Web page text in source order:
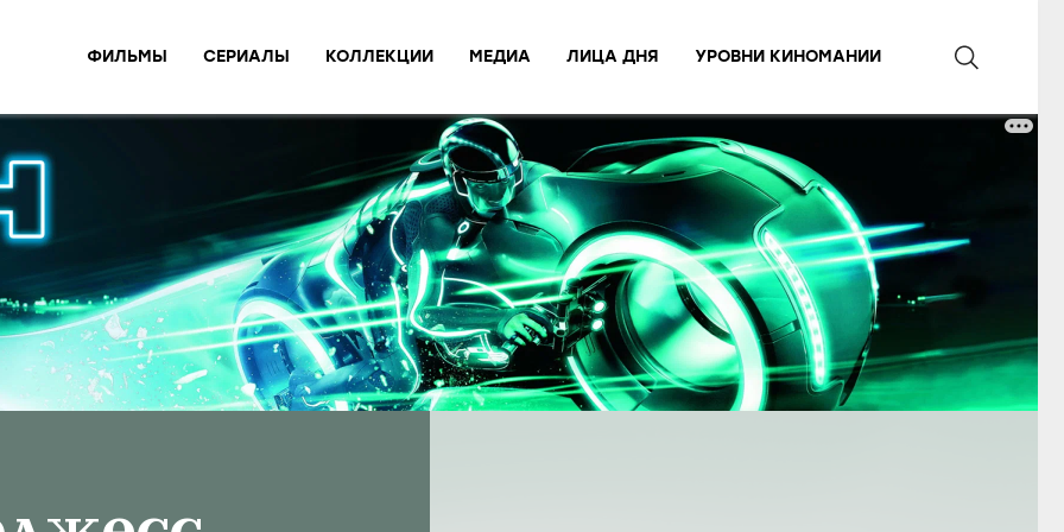
ФИЛЬМЫ СЕРИАЛЫ КОЛЛЕКЦИИ МЕДИА ЛИЦА ДНЯ УРОВНИ КИНОМАНИИ